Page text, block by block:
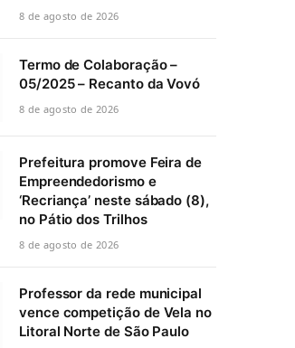
8 de agosto de 2026
Termo de Colaboração –
05/2025 – Recanto da Vovó
8 de agosto de 2026
Prefeitura promove Feira de
Empreendedorismo e
‘Recriança’ neste sábado (8),
no Pátio dos Trilhos
8 de agosto de 2026
Professor da rede municipal
vence competição de Vela no
Litoral Norte de São Paulo